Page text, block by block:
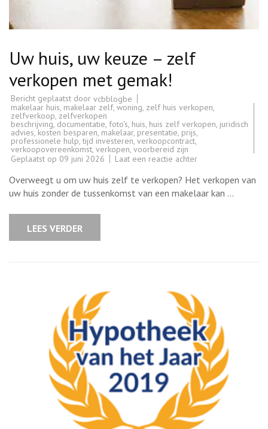
Uw huis, uw keuze – zelf
verkopen met gemak!
Bericht geplaatst door vcbblogbe
makelaar huis, makelaar zelf, woning, zelf huis verkopen,
zelfverkoop, zelfverkopen
beschrijving, documentatie, foto's, huis, huis zelf verkopen, juridisch
advies,kosten besparen, makelaar, presentatie, prijs,
professionele hulp,tijd investeren, verkoopcontract,
verkoopovereenkomst, verkopen, voorbereid zijn
Geplaatst op 09 juni 2026 Laat een reactie achterop
huis,
uw
keuze
–
Overweegt u om uw huis zelf te verkopen? Het verkopen van
uw huis zonder de tussenkomst van een makelaar kan …
LEES VERDER